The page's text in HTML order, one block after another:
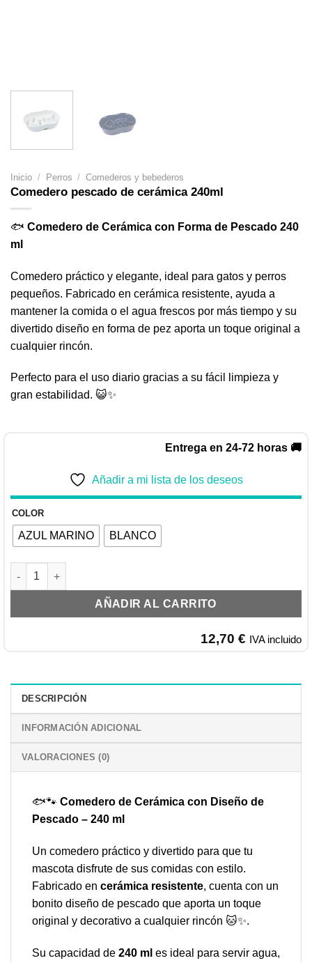
Inicio / Perros / Comederos y bebederos
Comedero pescado de cerámica 240ml
🐟 Comedero de Cerámica con Forma de Pescado 240
ml
Comedero práctico y elegante, ideal para gatos y perros
pequeños. Fabricado en cerámica resistente, ayuda a
mantener la comida o el agua frescos por más tiempo y su
divertido diseño en forma de pez aporta un toque original a
cualquier rincón.
Perfecto para el uso diario gracias a su fácil limpieza y
gran estabilidad. 😺✨
Entrega en 24-72 horas 🚚
Añadir a mi lista de los deseos
COLOR
AZUL MARINO BLANCO
Comedero pescado de cerámica 240ml cantidad
AÑADIR AL CARRITO
12,70 € IVA incluido
DESCRIPCIÓN
INFORMACIÓN ADICIONAL
VALORACIONES (0)
🐟🐾 Comedero de Cerámica con Diseño de
Pescado – 240 ml
Un comedero práctico y divertido para que tu
mascota disfrute de sus comidas con estilo.
Fabricado en cerámica resistente, cuenta con un
bonito diseño de pescado que aporta un toque
original y decorativo a cualquier rincón 🐱✨.
Su capacidad de 240 ml es ideal para servir agua,